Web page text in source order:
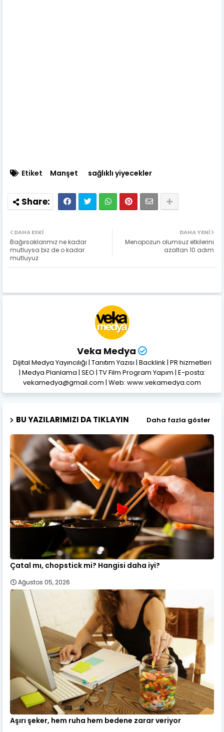
Etiket Manşet sağlıklı yiyecekler
DAHA YENI
Menopozun olumsuz etkilerini
azaltan 10 adım
DAHA ESKI
Bağırsaklarımız ne kadar
mutluysa biz de o kadar
mutluyuz
Veka Medya
Dijital Medya Yayıncılığı | Tanıtım Yazısı | Backlink | PR hizmetleri
| Medya Planlama | SEO | TV Film Program Yapım | E-posta:
vekamedya@gmail.com | Web: www.vekamedya.com
BU YAZILARIMIZI DA TIKLAYIN Daha fazla göster
Çatal mı, chopstick mi? Hangisi daha iyi?
Ağustos 05, 2026
Aşırı şeker, hem ruha hem bedene zarar veriyor